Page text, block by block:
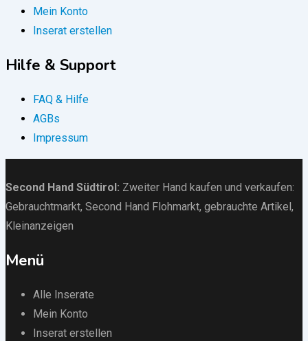
Mein Konto
Inserat erstellen
Hilfe & Support
FAQ & Hilfe
AGBs
Impressum
Second Hand Südtirol : Zweiter Hand kaufen und verkaufen:
Gebrauchtmarkt, Second Hand Flohmarkt, gebrauchte Artikel ,
Kleinanzeigen
Menü
Alle Inserate
Mein Konto
Inserat erstellen